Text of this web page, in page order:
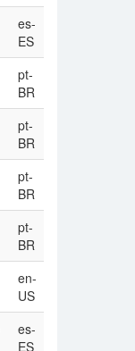
es-
ES
pt-
BR
pt-
BR
pt-
BR
pt-
BR
en-
US
es-
ES